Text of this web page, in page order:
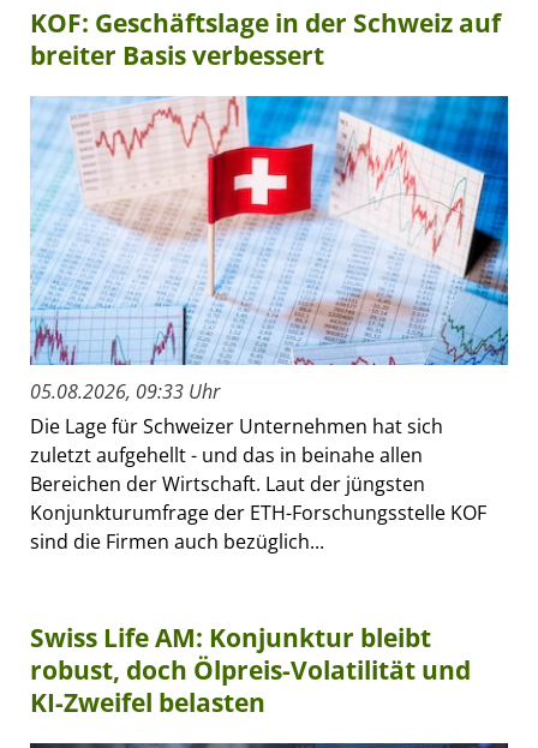
KOF: Geschäftslage in der Schweiz auf
breiter Basis verbessert
05.08.2026, 09:33 Uhr
Die Lage für Schweizer Unternehmen hat sich
zuletzt aufgehellt - und das in beinahe allen
Bereichen der Wirtschaft. Laut der jüngsten
Konjunkturumfrage der ETH-Forschungsstelle KOF
sind die Firmen auch bezüglich...
Swiss Life AM: Konjunktur bleibt
robust, doch Ölpreis-Volatilität und
KI-Zweifel belasten